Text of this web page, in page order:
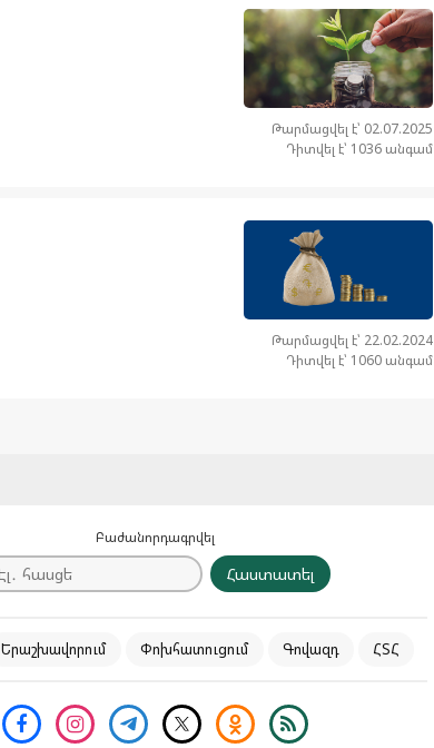
Թարմացվել է՝ 02.07.2025
Դիտվել է՝ 1036 անգամ
Թարմացվել է՝ 22.02.2024
Դիտվել է՝ 1060 անգամ
Բաժանորդագրվել
Հաստատել
Երաշխավորում Փոխհատուցում Գովազդ ՀՏՀ